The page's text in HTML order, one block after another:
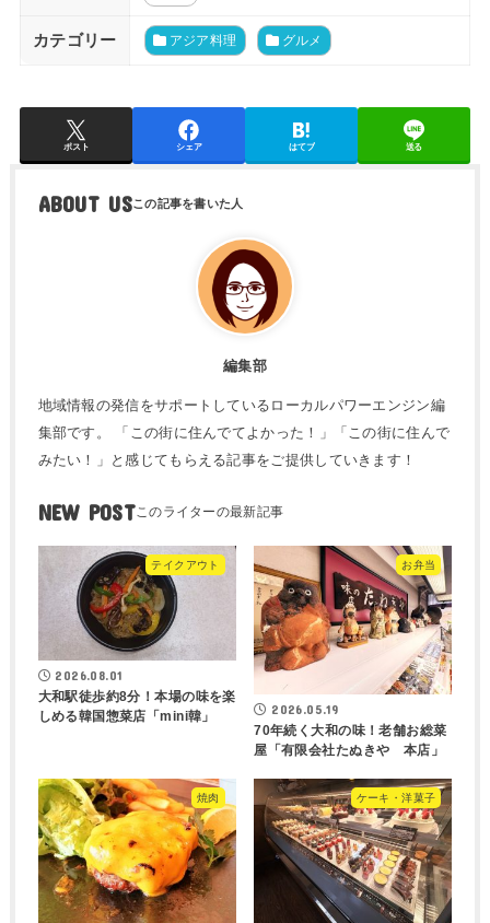
カテゴリー アジア料理 グルメ
ポスト シェア はてブ 送る
ABOUT US
編集部
地域情報の発信をサポートしているローカルパワーエンジン編
集部です。 「この街に住んでてよかった！」「この街に住んで
みたい！」と感じてもらえる記事をご提供していきます！
NEW POST
テイクアウト
2026.08.01
大和駅徒歩約8分！本場の味を楽
しめる韓国惣菜店「mini韓」
お弁当
2026.05.19
70年続く大和の味！老舗お総菜
屋「有限会社たぬきや 本店」
焼肉 ケーキ・洋菓子